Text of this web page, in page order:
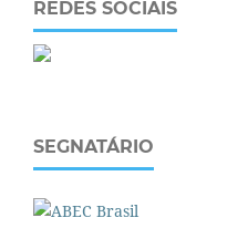
REDES SOCIAIS
SEGNATÁRIO